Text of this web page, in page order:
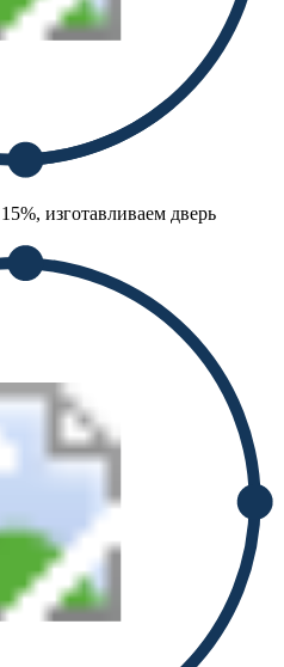
изготавливаем дверь